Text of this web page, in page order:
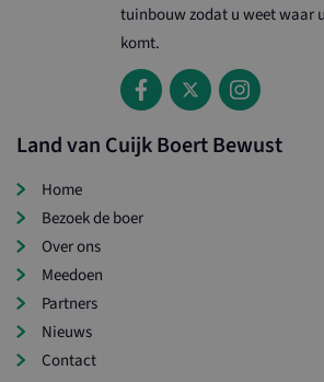
tuinbouw zodat u weet waar
komt.
Land van Cuijk Boert Bewust
Home
Bezoek de boer
Over ons
Meedoen
Partners
Nieuws
Contact
Strikt noodzakelijke cookies maken de
kernfunctionaliteiten van de website
gebruikersaanmelding en accountbeheer.
kan niet goed worden gebruikt zonder de
noodzakelijke cookies.
CookieScriptConsent
CookieScript